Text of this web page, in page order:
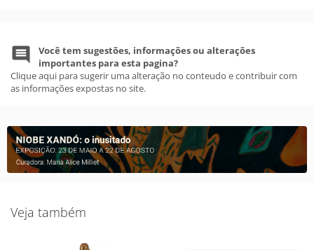
Você tem sugestões, informações ou alterações
importantes para esta pagina?
Clique aqui para sugerir uma alteração no conteudo e contribuir com
as informações expostas no site.
Veja também